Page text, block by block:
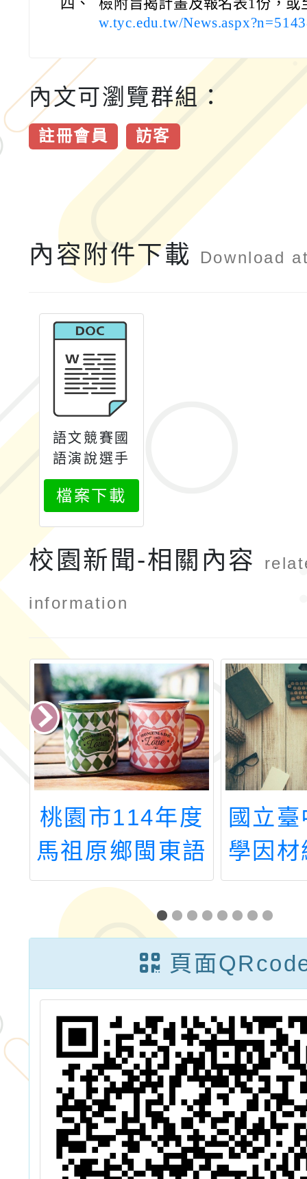
四、
檢附旨揭計畫及報名表1份，或
w.tyc.edu.tw/
內文可瀏覽群組：
註冊會員 訪客
內容附件下載 Download
語文競賽國
語演說選手
暑期培訓營
檔案下載
校園新聞-相關內容
information
桃園市114年度
馬祖原鄉閩東語
言及文化暑假學
生體 驗營隊
國立
學因
養團
考不
數學
解數
頁面